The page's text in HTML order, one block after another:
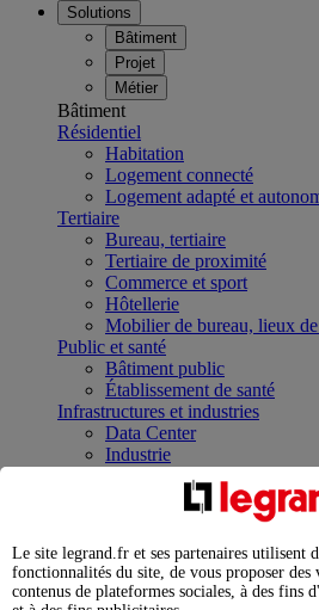
Solutions
Bâtiment
Projet
Métier
Bâtiment
Résidentiel
Habitation
Logement connecté
Logement adapté et
Tertiaire
Bureau, tertiaire
Tertiaire de proximité
Commerce et sport
Hôtellerie
Mobilier de bureau, lieux
Public et santé
Bâtiment public
Établissement de santé
Infrastructures et industries
Data Center
Industrie
Infrastructures
Contrôler et planifier le
Répartir et optimiser son
Legrand Data Center
expertises au service de vos
Le site legrand.fr et ses partenaires utilisent
fonctionnalités du site, de vous proposer des
contenus de plateformes sociales, à des fins